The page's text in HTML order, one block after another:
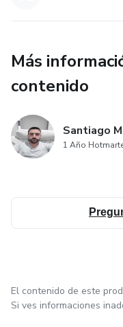
Este libro no es solo
amabilidad hacia una
Más
contenido
Santiago
1 Año
El contenido de este
Si ves informaciones